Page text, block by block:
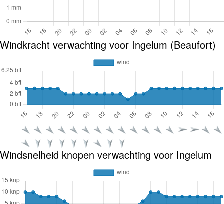
Windkracht verwachting voor Ingelum (Beaufort)
Windsnelheid knopen verwachting voor Ingelum